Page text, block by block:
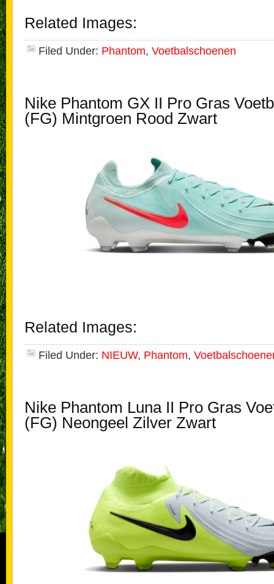
Related Images:
Filed Under: Phantom, Voetbalschoenen
Nike Phantom GX II Pro Gras
(FG) Mintgroen Rood Zwart
Related Images:
Filed Under: NIEUW, Phantom,
Nike Phantom Luna II Pro Gras
(FG) Neongeel Zilver Zwart